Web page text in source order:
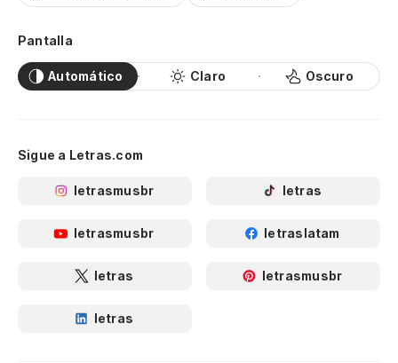
Pantalla
Automático Claro Oscuro
Sigue a Letras.com
letrasmusbr letras
letrasmusbr letraslatam
letras letrasmusbr
letras